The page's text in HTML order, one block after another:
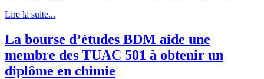
Lire la suite...
La bourse d’études BDM aide une
membre des TUAC 501 à obtenir un
diplôme en chimie